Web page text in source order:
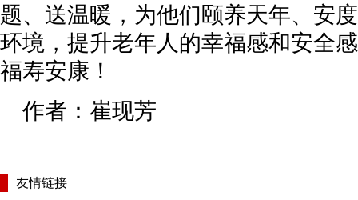
题、送温暖，为他们颐养天年、安
环境，提升老年人的幸福感和安全
福寿安康！
作者：崔现芳
友情链接